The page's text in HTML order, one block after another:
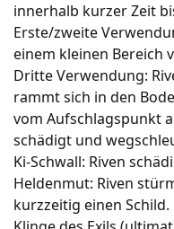
innerhalb kurzer Zeit
Erste/zweite
einem kleinen Bereich
Dritte Verwendung:
rammt sich in den
vom Aufschlagspunkt
schädigt und
Ki-Schwall: Riven
Heldenmut: Riven
kurzzeitig einen Schild.